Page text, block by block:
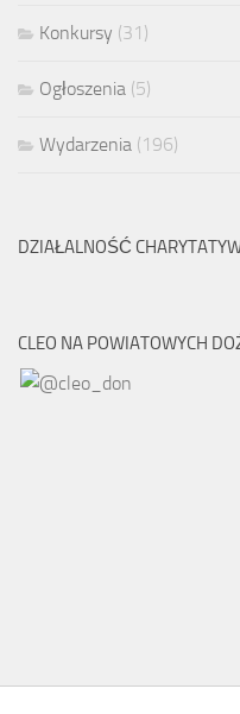
Konkursy (31)
Ogłoszenia (5)
Wydarzenia (196)
DZIAŁALNOŚĆ
CLEO NA POWIATOWYCH